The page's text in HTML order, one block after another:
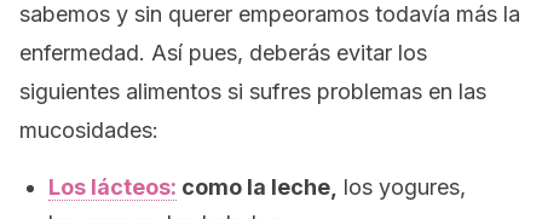
sabemos y sin querer empeoramos todavía más la
enfermedad. Así pues, deberás evitar los
siguientes alimentos si sufres problemas en las
mucosidades:
Los lácteos: como la leche, los yogures,